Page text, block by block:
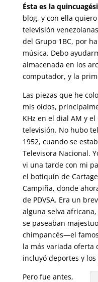
Ésta es la
blog, y con ella
televisión
del Grupo 1BC, por
música. Debo
almacenada en los
computador, y la
Las piezas que he
mis oídos,
KHz en el dial AM y
televisión. No hubo
1952, cuando se
Televisora Nacional.
vi una tarde con mi
el botiquín de
Campiña, donde
de PDVSA. Era un
alguna selva
se paseaban
chimpancés—el
la más variada oferta
incluyó deportes y
Pero fue antes,